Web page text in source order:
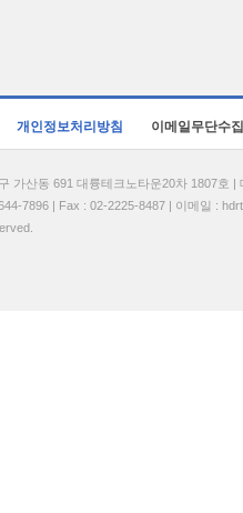
개인정보처리방침 이메일무단수
가산동 691 대륭테크노타운20차 1807
7896 | Fax : 02-2225-8487 | 이메일 :